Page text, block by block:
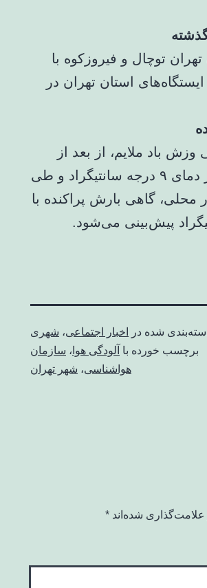
توچال و فیروزکوه با
ایستگاه‌های استان تهران در
صاف، گاهی وزش باد ملایم، از بعد از
ظهر افزایش ابر با حداقل دمای ۱ و حداکثر دمای ۹ درجه سانتیگراد و طی
غبار محلی، گاهی بارش پراکنده با
شده در اخبار اجتماعی، شهری
برچسب خورده با آلودگی هوا ، سازمان
هواشناسی، شهر تهران
شده‌اند *